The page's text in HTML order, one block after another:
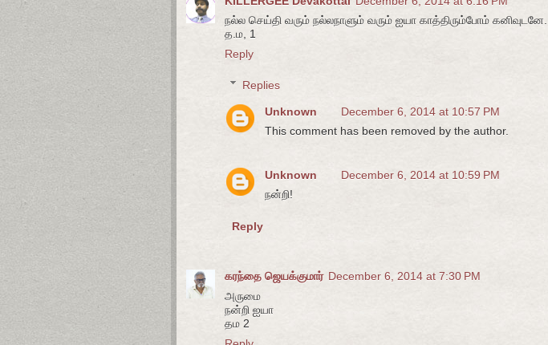
நல்ல செய்தி வரும் நல்லநாளும் வரும் ஐயா காத்திரும்போம் கனிவுடனே...
த.ம, 1
Reply
Replies
Unknown
December 6, 2014 at 10:57 PM
This comment has been removed by the author.
Unknown
December 6, 2014 at 10:59 PM
நன்றி!
Reply
கரந்தை ஜெயக்குமார் December 6, 2014 at 7:30 PM
அருமை
நன்றி ஐயா
தம 2